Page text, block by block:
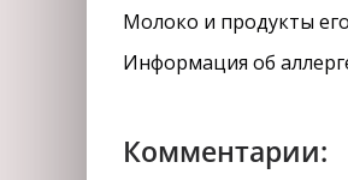
Молоко и продукты
Информация об
Комментарии: